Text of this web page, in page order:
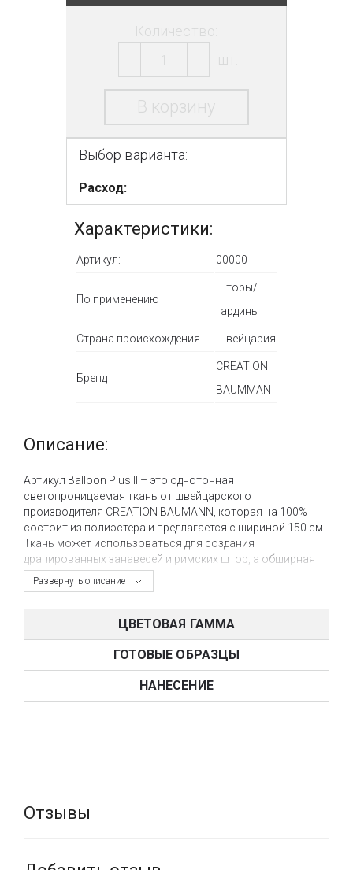
Количество:
шт.
В корзину
Выбор варианта:
Расход:
Характеристики:
Артикул: 00000
По применению
Шторы/
гардины
Страна происхождения Швейцария
Бренд
CREATION
BAUMMAN
Развернуть описание
Описание:
Артикул Balloon Plus II – это однотонная
светопроницаемая ткань от швейцарского
производителя CREATION BAUMANN, которая на 100%
состоит из полиэстера и предлагается с шириной 150 см.
Ткань может использоваться для создания
драпированных занавесей и римских штор, а обширная
цветовая гамма дает возможность применять ткань в
классических и современных интерьерах жилого и
коммерческого назначения.
Купить ткани Creation Baumann через интернет-магазин
tbi.ua можно всего за несколько кликов, оформив
доставку в любой город Украины, где есть отделения
транспортной компании НОВАЯ ПОЧТА. Также можно
ЦВЕТОВАЯ ГАММА
ГОТОВЫЕ ОБРАЗЦЫ
НАНЕСЕНИЕ
Отзывы